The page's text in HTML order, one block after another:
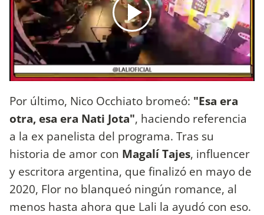
Por último, Nico Occhiato bromeó: "Esa era
otra, esa era Nati Jota", haciendo referencia
a la ex panelista del programa. Tras su
historia de amor con Magalí Tajes, influencer
y escritora argentina, que finalizó en mayo de
2020, Flor no blanqueó ningún romance, al
menos hasta ahora que Lali la ayudó con eso.